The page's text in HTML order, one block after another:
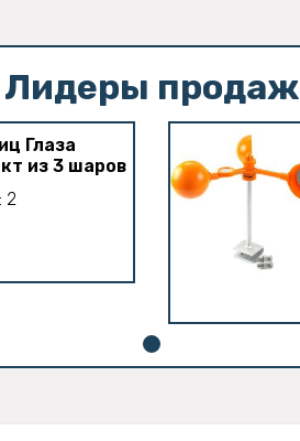
Лидеры продаж
Глаза
из 3 шаров
2